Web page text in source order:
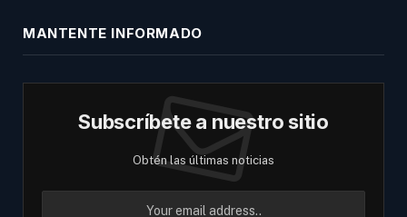
MANTENTE INFORMADO
Subscríbete a nuestro sitio
Obtén las últimas noticias